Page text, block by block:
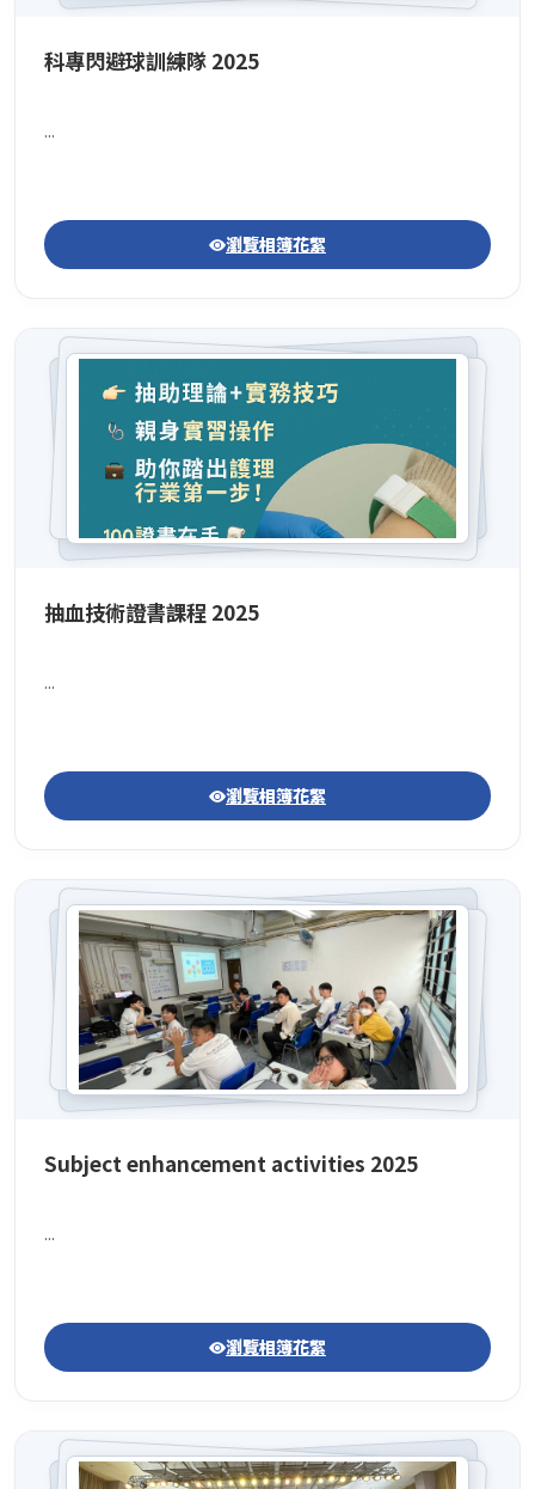
科專閃避球訓練隊 2025
...
瀏覽相簿花絮
抽血技術證書課程 2025
...
瀏覽相簿花絮
Subject enhancement activities 2025
...
瀏覽相簿花絮